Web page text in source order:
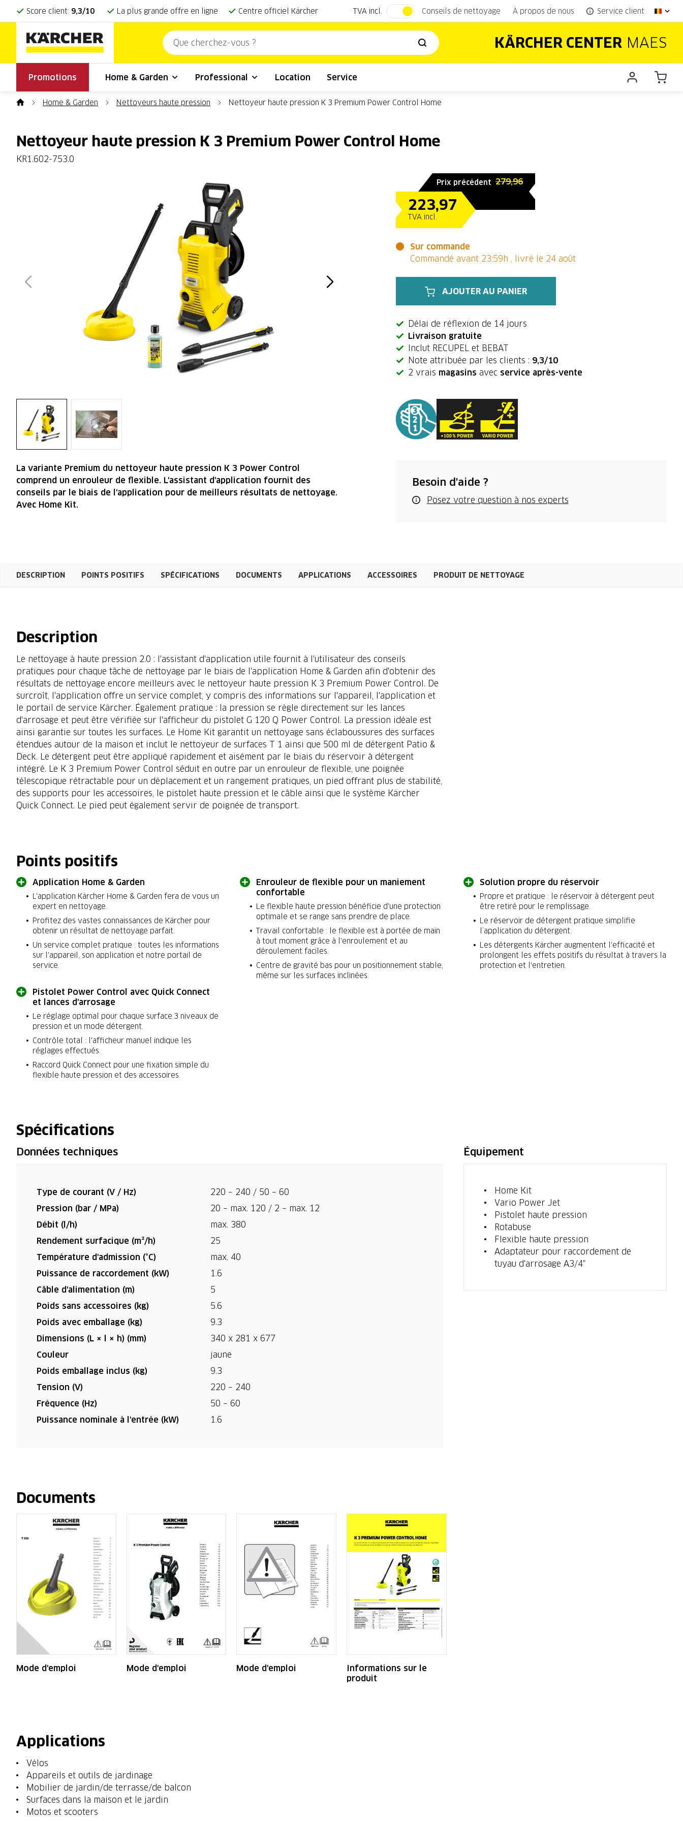
Score client: 9,3/10 La plus grande offre en ligne Centre officiel Kärcher Conseils de nettoyage À propos de nous Service client
KÄRCHER CENTER MAES
Promotions Home & Garden Professional Location Service
TVA incl.
Home & Garden Nettoyeurs haute pression Nettoyeur haute pression K 3 Premium Power Control Home
Nettoyeur haute pression K 3 Premium Power Control Home
KR1.602-753.0
Prix précédent 279,96
223,97
TVA incl.
Sur commande
Commandé avant 23:59h , livré le 24 août
AJOUTER AU PANIER
Délai de réflexion de 14 jours
Livraison gratuite
Inclut RECUPEL et BEBAT
Note attribuée par les clients : 9,3/10
2 vrais magasins avec service après-vente
Besoin d'aide ?
Posez votre question à nos experts
La variante Premium du nettoyeur haute pression K 3 Power Control
comprend un enrouleur de flexible. L'assistant d'application fournit des
conseils par le biais de l'application pour de meilleurs résultats de nettoyage.
Avec Home Kit.
DESCRIPTION POINTS POSITIFS SPÉCIFICATIONS DOCUMENTS APPLICATIONS ACCESSOIRES PRODUIT DE NETTOYAGE
Description
Le nettoyage à haute pression 2.0 : l'assistant d'application utile fournit à l'utilisateur des conseils
pratiques pour chaque tâche de nettoyage par le biais de l'application Home & Garden afin d'obtenir des
résultats de nettoyage encore meilleurs avec le nettoyeur haute pression K 3 Premium Power Control. De
surcroît, l'application offre un service complet, y compris des informations sur l'appareil, l'application et
le portail de service Kärcher. Également pratique : la pression se règle directement sur les lances
d'arrosage et peut être vérifiée sur l'afficheur du pistolet G 120 Q Power Control. La pression idéale est
ainsi garantie sur toutes les surfaces. Le Home Kit garantit un nettoyage sans éclaboussures des surfaces
étendues autour de la maison et inclut le nettoyeur de surfaces T 1 ainsi que 500 ml de détergent Patio &
Deck. Le détergent peut être appliqué rapidement et aisément par le biais du réservoir à détergent
intégré. Le K 3 Premium Power Control séduit en outre par un enrouleur de flexible, une poignée
télescopique rétractable pour un déplacement et un rangement pratiques, un pied offrant plus de stabilité,
des supports pour les accessoires, le pistolet haute pression et le câble ainsi que le système Kärcher
Quick Connect. Le pied peut également servir de poignée de transport.
Points positifs
Application Home & Garden
L'application Kärcher Home & Garden fera de vous un
expert en nettoyage.
Profitez des vastes connaissances de Kärcher pour
obtenir un résultat de nettoyage parfait.
Un service complet pratique : toutes les informations
sur l'appareil, son application et notre portail de
service.
Pistolet Power Control avec Quick Connect
et lances d'arrosage
Le réglage optimal pour chaque surface.3 niveaux de
pression et un mode détergent.
Contrôle total : l'afficheur manuel indique les
réglages effectués.
Raccord Quick Connect pour une fixation simple du
flexible haute pression et des accessoires.
Enrouleur de flexible pour un maniement
confortable
Le flexible haute pression bénéficie d'une protection
optimale et se range sans prendre de place.
Travail confortable : le flexible est à portée de main
à tout moment grâce à l'enroulement et au
déroulement faciles.
Centre de gravité bas pour un positionnement stable,
même sur les surfaces inclinées.
Solution propre du réservoir
Propre et pratique : le réservoir à détergent peut
être retiré pour le remplissage.
Le réservoir de détergent pratique simplifie
l’application du détergent.
Les détergents Kärcher augmentent l'efficacité et
prolongent les effets positifs du résultat à travers la
protection et l'entretien.
Spécifications
Données techniques
Type de courant (V / Hz)
220 – 240 / 50 – 60
Pression (bar / MPa)
20 – max. 120 / 2 – max. 12
Débit (l/h)
max. 380
Rendement surfacique (m²/h)
25
Température d'admission (°C)
max. 40
Puissance de raccordement (kW)
1.6
Câble d'alimentation (m)
5
Poids sans accessoires (kg)
5.6
Poids avec emballage (kg)
9.3
Dimensions (L × l × h) (mm)
340 x 281 x 677
Couleur
jaune
Poids emballage inclus (kg)
9.3
Tension (V)
220 – 240
Fréquence (Hz)
50 – 60
Puissance nominale à l'entrée (kW)
1.6
Équipement
Home Kit
Vario Power Jet
Pistolet haute pression
Rotabuse
Flexible haute pression
Adaptateur pour raccordement de
tuyau d'arrosage A3/4"
Documents
Mode d'emploi Mode d'emploi Mode d'emploi
Informations sur le
produit
Applications
Vélos
Appareils et outils de jardinage
Mobilier de jardin/de terrasse/de balcon
Surfaces dans la maison et le jardin
Motos et scooters